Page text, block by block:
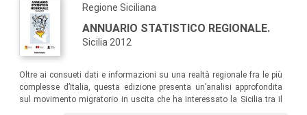
Regione Siciliana
ANNUARIO STATISTICO REGIONALE.
Sicilia 2012
Oltre ai consueti dati e informazioni su una realtà regionale fra le più
complesse d’Italia, questa edizione presenta un’analisi approfondita
sul movimento migratorio in uscita che ha interessato la Sicilia tra il